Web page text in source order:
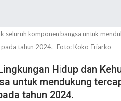
seluruh komponen bangsa untuk
tahun 2024. -Foto: Koko Triarko
Hidup dan
untuk mendukung
tahun 2024.